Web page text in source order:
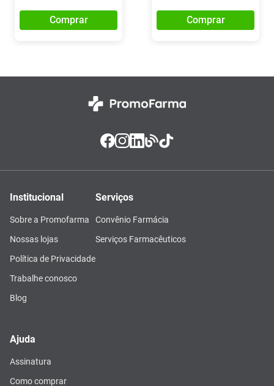
Comprar Comprar
Institucional
Sobre a Promofarma
Nossas lojas
Política de Privacidade
Trabalhe conosco
Blog
Serviços
Convênio Farmácia
Serviços Farmacêuticos
Ajuda
Assinatura
Como comprar